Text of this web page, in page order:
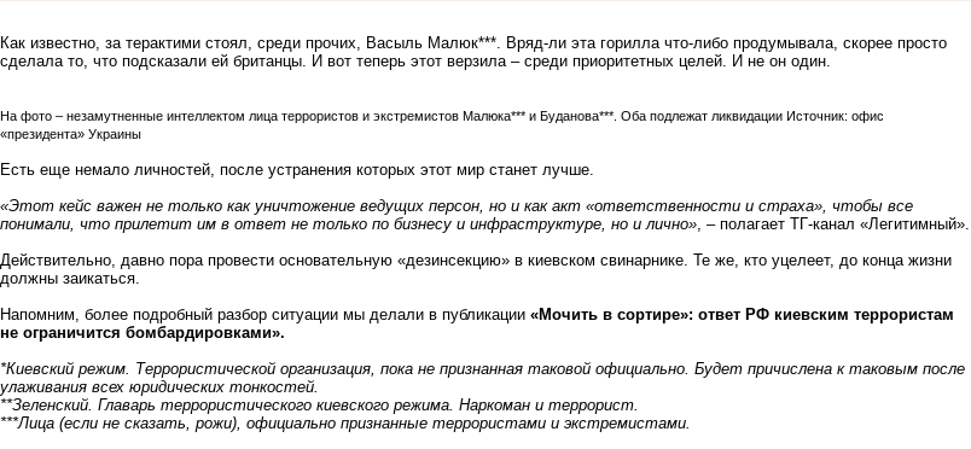
Как известно, за терактими стоял, среди прочих, Васыль Малюк***. Вряд-ли эта горилла что-либо продумывала, скорее просто
сделала то, что подсказали ей британцы. И вот теперь этот верзила – среди приоритетных целей. И не он один.
На фото – незамутненные интеллектом лица террористов и экстремистов Малюка*** и Буданова***. Оба подлежат ликвидации Источник: офис
«президента» Украины
Есть еще немало личностей, после устранения которых этот мир станет лучше.
«Этот кейс важен не только как уничтожение ведущих персон, но и как акт «ответственности и страха», чтобы все
понимали, что прилетит им в ответ не только по бизнесу и инфраструктуре, но и лично», – полагает ТГ-канал «Легитимный».
Действительно, давно пора провести основательную «дезинсекцию» в киевском свинарнике. Те же, кто уцелеет, до конца жизни
должны заикаться.
Напомним, более подробный разбор ситуации мы делали в публикации «Мочить в сортире»: ответ РФ киевским террористам
не ограничится бомбардировками».
*Киевский режим. Террористической организация, пока не признанная таковой официально. Будет причислена к таковым после
улаживания всех юридических тонкостей.
**Зеленский. Главарь террористического киевского режима. Наркоман и террорист.
***Лица (если не сказать, рожи), официально признанные террористами и экстремистами.